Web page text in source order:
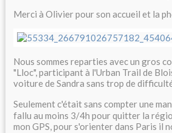
Merci à Olivier pour son accueil et la
Nous sommes reparties avec un gros
"Lloc", participant à l'Urban Trail de
voiture de Sandra sans trop de
Seulement c'était sans compter une
fallu au moins 3/4h pour quitter la
mon GPS, pour s'orienter dans Paris il